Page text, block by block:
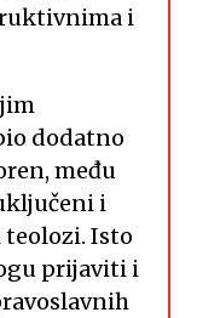
i
dodatno
među
i
Isto
prijaviti i